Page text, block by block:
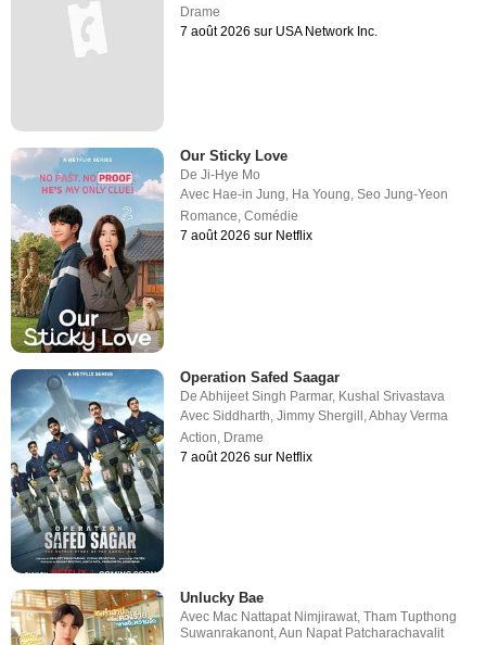
Drame
7 août 2026 sur USA Network Inc.
Our Sticky Love
DeJi-Hye Mo
Avec Hae-in Jung, Ha Young,Seo Jung-Yeon
Romance,Comédie
7 août 2026 sur Netflix
Operation Safed Saagar
DeAbhijeet Singh Parmar, Kushal Srivastava
AvecSiddharth ,Jimmy Shergill ,Abhay Verma
Action Drame
7 août 2026 sur Netflix
Unlucky Bae
Avec Mac Nattapat Nimjirawat,Tham Tupthong
Suwanrakanont,Aun Napat Patcharachavalit